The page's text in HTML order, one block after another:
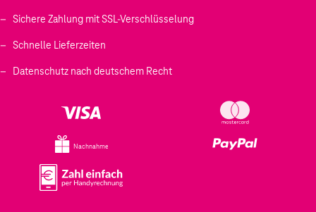
Sichere Zahlung mit SSL-Verschlüsselung
Schnelle Lieferzeiten
Datenschutz nach deutschem Recht
Nachnahme